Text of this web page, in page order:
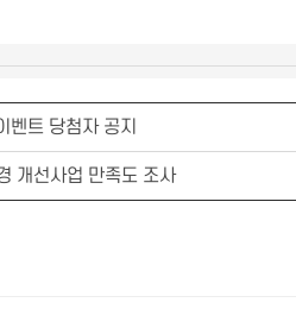
트 당첨자 공지
개선사업 만족도 조사